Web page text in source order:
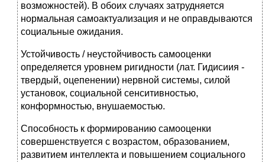
возможностей). В обоих случаях затрудняется
нормальная самоактуализация и не оправдываются
социальные ожидания.
Устойчивость / неустойчивость самооценки
определяется уровнем ригидности (лат. Гидисиия -
твердый, оцепенении) нервной системы, силой
установок, социальной сенситивностью,
конформностью, внушаемостью.
Способность к формированию самооценки
совершенствуется с возрастом, образованием,
развитием интеллекта и повышением социального